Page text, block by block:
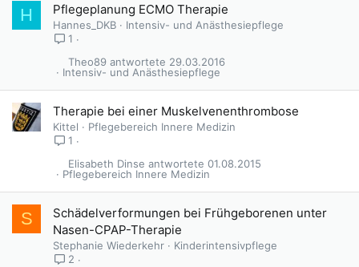
H Pflegeplanung ECMO Therapie
Hannes_DKB
Intensiv- und Anästhesiepflege
1
Intensiv- und Anästhesiepflege
29.03.2016
Theo89
Therapie bei einer Muskelvenenthrombose
Kittel
Pflegebereich Innere Medizin
1
Pflegebereich Innere Medizin
01.08.2015
Elisabeth Dinse
S
Schädelverformungen bei Frühgeborenen unter
Nasen-CPAP-Therapie
Stephanie Wiederkehr
Kinderintensivpflege
2